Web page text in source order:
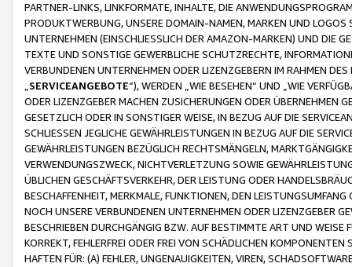
PARTNER-LINKS, LINKFORMATE, INHALTE, DIE
PRODUKTWERBUNG, UNSERE DOMAIN-NAMEN, MARKEN UND
UNTERNEHMEN (EINSCHLIESSLICH DER AMAZON-MARKEN) UND DIE
TEXTE UND SONSTIGE GEWERBLICHE SCHUTZRECHTE,
VERBUNDENEN UNTERNEHMEN ODER LIZENZGEBERN IM RAHMEN
SERVICEANGEBOTE“), WERDEN „WIE BESEHEN“ UND „WIE
ODER LIZENZGEBER MACHEN ZUSICHERUNGEN ODER ÜBERNEHMEN
GESETZLICH ODER IN SONSTIGER WEISE, IN BEZUG AUF DIE
SCHLIESSEN JEGLICHE GEWÄHRLEISTUNGEN IN BEZUG AUF DIE
GEWÄHRLEISTUNGEN BEZÜGLICH RECHTSMÄNGELN,
VERWENDUNGSZWECK, NICHTVERLETZUNG SOWIE
ÜBLICHEN GESCHÄFTSVERKEHR, DER LEISTUNG ODER
BESCHAFFENHEIT, MERKMALE, FUNKTIONEN, DEN
NOCH UNSERE VERBUNDENEN UNTERNEHMEN ODER LIZENZGEBER
BESCHRIEBEN DURCHGÄNGIG BZW. AUF BESTIMMTE ART UND
KORREKT, FEHLERFREI ODER FREI VON SCHÄDLICHEN
HAFTEN FÜR: (A) FEHLER, UNGENAUIGKEITEN, VIREN,